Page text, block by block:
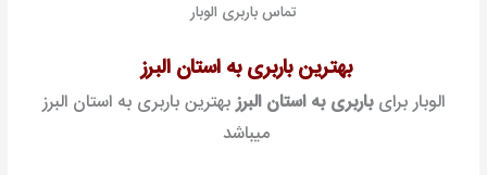
تماس باربری الوبار
بهترین باربری به استان البرز
الوبار برایباربری به استان البرزبهترین باربری به استان البرز
میباشد